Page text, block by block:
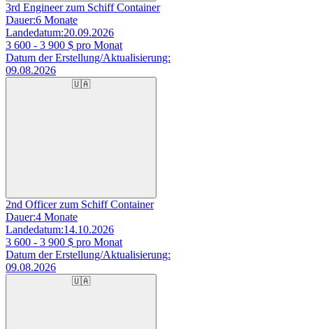
3rd Engineer zum Schiff Container
Dauer:6 Monate
Landedatum:20.09.2026
3 600 - 3 900 $ pro Monat
Datum der Erstellung/Aktualisierung:
09.08.2026
🇺🇦
2nd Officer zum Schiff Container
Dauer:4 Monate
Landedatum:14.10.2026
3 600 - 3 900 $ pro Monat
Datum der Erstellung/Aktualisierung:
09.08.2026
🇺🇦